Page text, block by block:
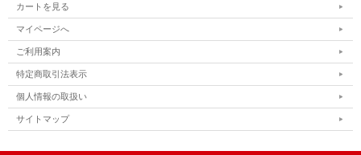
カートを見る
マイページへ
ご利用案内
特定商取引法表示
個人情報の取扱い
サイトマップ